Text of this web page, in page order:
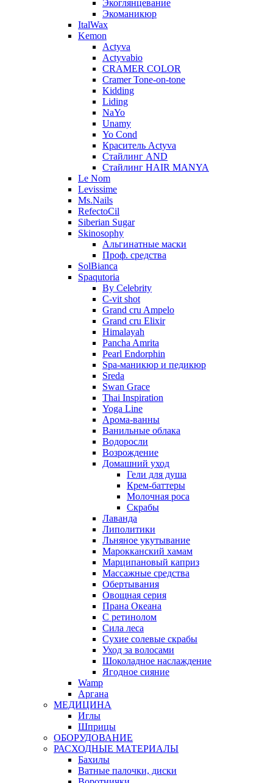
Экоглянцевание
Экоманикюр
ItalWax
Kemon
Actyva
Actyvabio
CRAMER COLOR
Cramer Tone-on-tone
Kidding
Liding
NaYo
Unamy
Yo Cond
Краситель Actyva
Стайлинг AND
Стайлинг HAIR MANYA
Le Nom
Levissime
Ms.Nails
RefectoCil
Siberian Sugar
Skinosophy
Альгинатные маски
Проф. средства
SolBianca
Spaqutoria
By Celebrity
C-vit shot
Grand cru Ampelo
Grand сru Elixir
Himalayah
Pancha Amrita
Pearl Endorphin
Spa-маникюр и педикюр
Sreda
Swan Grace
Thai Inspiration
Yoga Line
Арома-ванны
Ванильные облака
Водоросли
Возрождение
Домашний уход
Гели для душа
Крем-баттеры
Молочная роса
Скрабы
Лаванда
Липолитики
Льняное укутывание
Марокканский хамам
Марципановый каприз
Массажные средства
Обертывания
Овощная серия
Прана Океана
С ретинолом
Сила леса
Сухие солевые скрабы
Уход за волосами
Шоколадное наслаждение
Ягодное сияние
Wamp
Аргана
МЕДИЦИНА
Иглы
Шприцы
ОБОРУДОВАНИЕ
РАСХОДНЫЕ МАТЕРИАЛЫ
Бахилы
Ватные палочки, диски